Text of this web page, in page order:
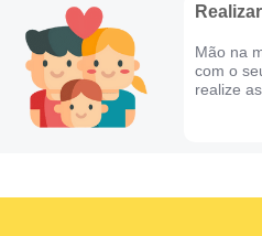
Mão na
com o
realize